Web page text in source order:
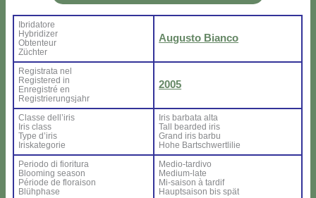
Ibri­da­to­re
Hy­bri­di­zer
Ob­ten­teur
Zü­ch­ter
Au­gu­sto Bian­co
Re­gi­stra­ta nel
Re­gi­ste­red in
En­re­gi­stré en
Re­gi­strie­rung­sjahr
2005
Clas­se del­l’i­ris
Iris class
Ty­pe d’i­ris
Iri­ska­te­go­rie
Iris bar­ba­ta al­ta
Tall bear­ded iris
Grand iris bar­bu
Ho­he Bar­ts­ch­wer­tli­lie
Pe­rio­do di fio­ri­tu­ra
Bloo­ming sea­son
Pé­rio­de de flo­rai­son
Blü­h­pha­se
Me­dio-tar­di­vo
Me­dium-la­te
Mi-sai­son à tar­dif
Haup­tsai­son bis spät